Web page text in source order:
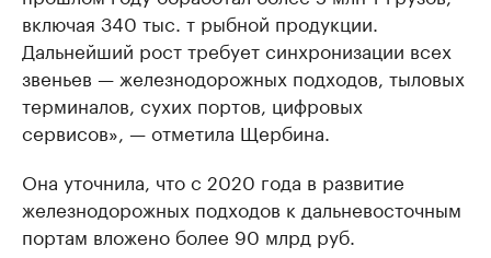
включая 340 тыс. т рыбной продукции.
Дальнейший рост требует синхронизации всех
звеньев — железнодорожных подходов, тыловых
терминалов, сухих портов, цифровых
сервисов», — отметила Щербина.
Она уточнила, что с 2020 года в развитие
железнодорожных подходов к дальневосточным
портам вложено более 90 млрд руб.